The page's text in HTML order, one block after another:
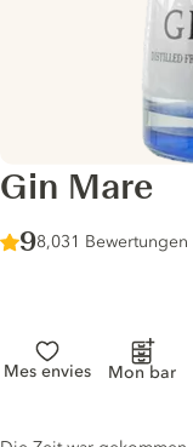
Gin Mare
Score :
9/ 10
8,031 Bewertungen
Mes envies Mon bar